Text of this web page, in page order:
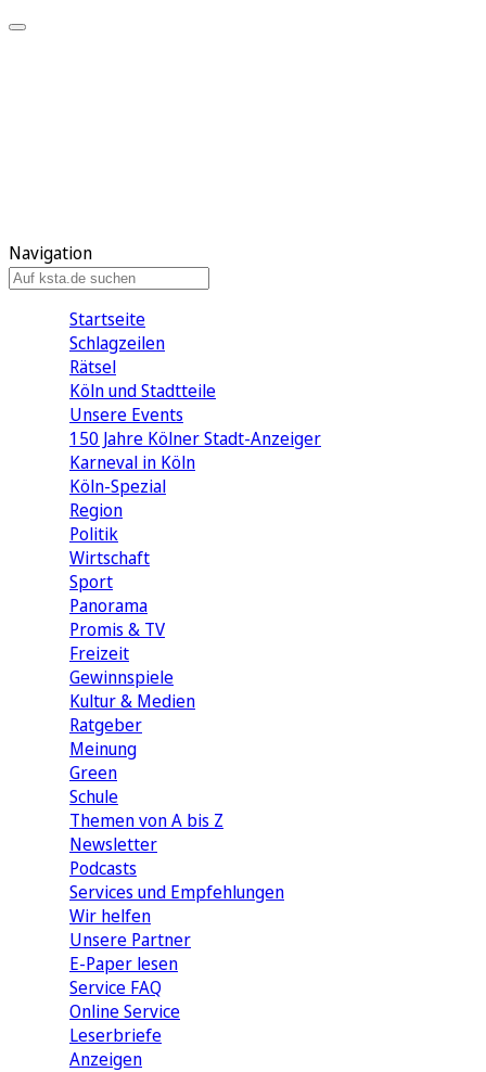
Navigation
Startseite
Schlagzeilen
Rätsel
Köln und Stadtteile
Unsere Events
150 Jahre Kölner Stadt-Anzeiger
Karneval in Köln
Köln-Spezial
Region
Politik
Wirtschaft
Sport
Panorama
Promis & TV
Freizeit
Gewinnspiele
Kultur & Medien
Ratgeber
Meinung
Green
Schule
Themen von A bis Z
Newsletter
Podcasts
Services und Empfehlungen
Wir helfen
Unsere Partner
E-Paper lesen
Service FAQ
Online Service
Leserbriefe
Anzeigen